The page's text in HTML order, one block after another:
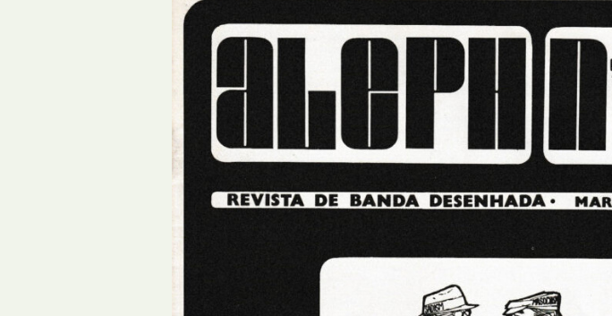
Concursos
Curtas
Edição Digital
Edição Portuguesa